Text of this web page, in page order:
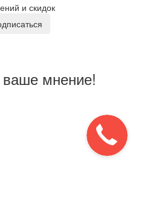
и скидок
мнение!